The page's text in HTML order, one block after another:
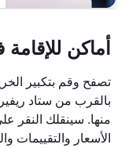
أماكن
تصفح وقم بتكبير
بالقرب من ستاد
منها. سينقلك النقر
الأسعار والتقييمات